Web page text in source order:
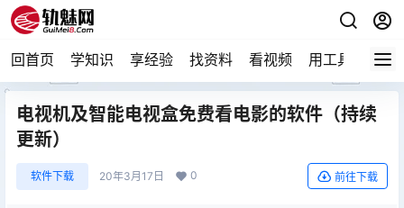
回首页 学知识 享经验 找资料 看视频 用工具 论技
电视机及智能电视盒免费看电影的软件（持续
更新）
软件下载 20年3月17日 0 前往下载